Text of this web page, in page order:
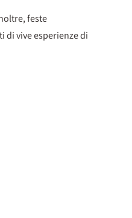
feste
di vive esperienze di